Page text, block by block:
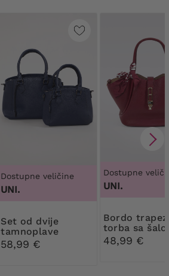
Dostupne veličine
UNI.
Set od dvije
tamnoplave
torbice
58,99 €
Dostupne
UNI.
Bordo trapezoidna
torba sa
48,99 €